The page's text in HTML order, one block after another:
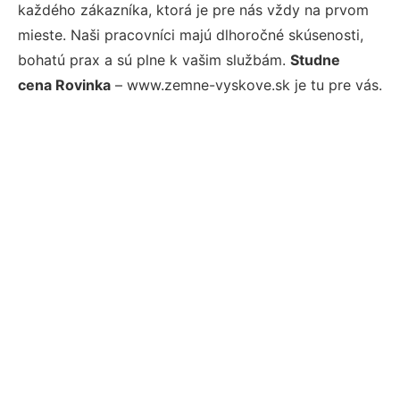
každého zákazníka, ktorá je pre nás vždy na prvom
mieste. Naši pracovníci majú dlhoročné skúsenosti,
bohatú prax a sú plne k vašim službám. Studne
cena Rovinka – www.zemne-vyskove.sk je tu pre vás.